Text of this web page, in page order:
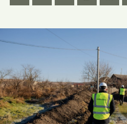
Patrimoniu
Produs Acasă